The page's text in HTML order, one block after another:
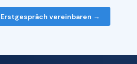
Erstgespräch vereinbaren →